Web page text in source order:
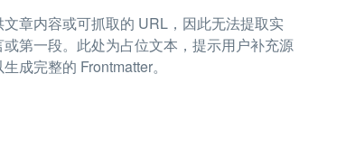
文章内容或可抓取的 URL，因此无法提取实
或第一段。此处为占位文本，提示用户补充源
成完整的 Frontmatter。